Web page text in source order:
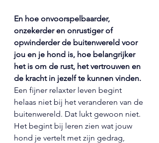
En hoe onvoorspelbaarder,
onzekerder en onrustiger of
opwinderder de buitenwereld voor
jou en je hond is, hoe belangrijker
het is om de rust, het vertrouwen en
de kracht in jezelf te kunnen vinden.
Een fijner relaxter leven begint
helaas niet bij het veranderen van de
buitenwereld. Dat lukt gewoon niet.
Het begint bij leren zien wat jouw
hond je vertelt met zijn gedrag,